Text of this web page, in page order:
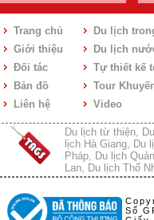
Trang chủ
Giới thiệu
Đối tác
Bản đồ
Liên hệ
Du lịch
Du lịch
Tự thiết kế
Tour
Video
Du lịch từ thiện,
lịch Hà Giang, Du
Pháp, Du lịch
Lan, Du lịch Thổ
Số